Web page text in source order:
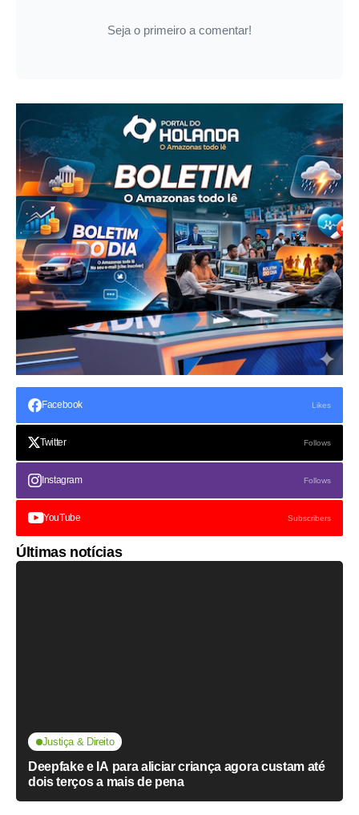
Seja o primeiro a comentar!
Facebook Likes
Twitter Follows
Instagram Follows
YouTube Subscribers
Últimas notícias
Justiça & Direito
Deepfake e IA para aliciar criança agora custam até
dois terços a mais de pena